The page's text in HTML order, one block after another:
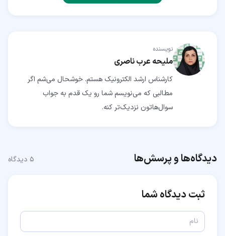
نویسنده
ملیحه عرب ناصری
کارشناس ارشد الکترونیک هستم. خوشحال می‌شم اگر
مطالبی که می‌نویسم شما رو یک قدم به جواب
سوال‌هاتون نزدیک‌تر کنه.
دیدگاه‌ها و پرسش‌ها ۵ دیدگاه
ثبت دیدگاه شما